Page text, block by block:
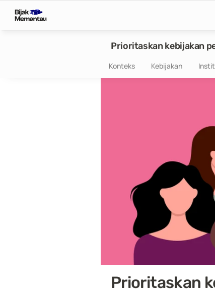
Prioritaskan
Prioritaskan kebijakan
Konteks Kebijakan